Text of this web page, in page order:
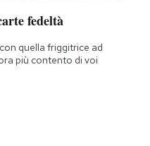
fedeltà
quella friggitrice ad
più contento di voi